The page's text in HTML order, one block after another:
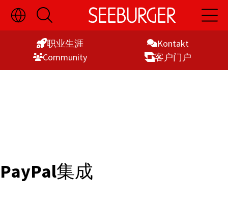
Skip
to
切
换
语
显
开
启
搜
索
开
启
主
Kontakt
职业生涯
客户门户
Commu­nity
PayPal集成